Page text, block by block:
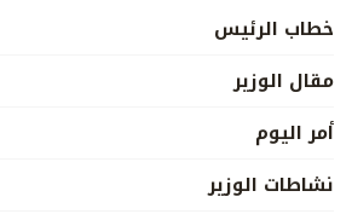
خطاب الرئيس
مقال الوزير
أمر اليوم
نشاطات الوزير